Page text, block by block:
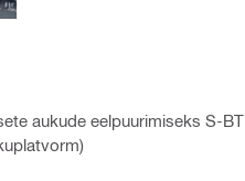
aukude eelpuurimiseks S-BT